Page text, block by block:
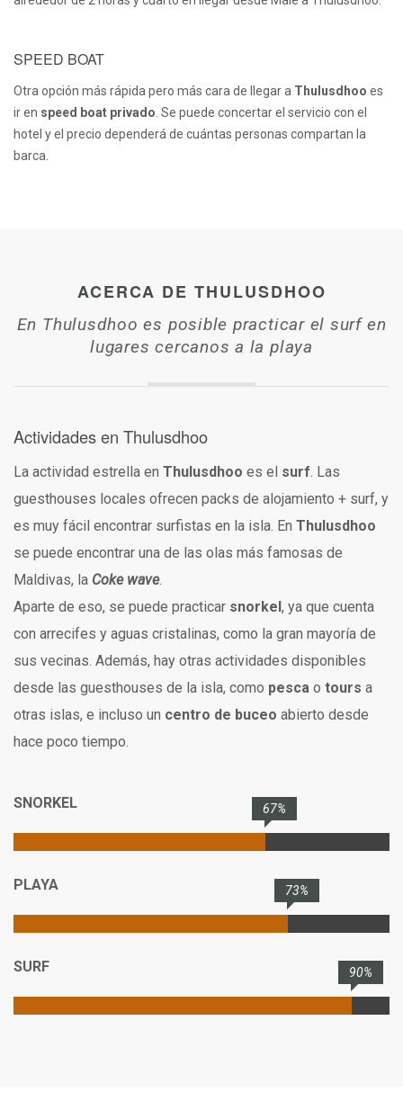
SPEED BOAT
Otra opción más rápida pero más cara de llegar a Thulusdhoo es
ir en speed boat privado . Se puede concertar el servicio con el
hotel y el precio dependerá de cuántas personas compartan la
barca.
ACERCA DE THULUSDHOO
En Thulusdhoo es posible practicar el surf en
lugares cercanos a la playa
Actividades en Thulusdhoo
La actividad estrella en Thulusdhoo es el surf. Las
guesthouses locales ofrecen packs de alojamiento + surf, y
es muy fácil encontrar surfistas en la isla. En Thulusdhoo
se puede encontrar una de las olas más famosas de
Maldivas, la Coke wave.
Aparte de eso, se puede practicar snorkel, ya que cuenta
con arrecifes y aguas cristalinas, como la gran mayoría de
sus vecinas. Además, hay otras actividades disponibles
desde las guesthouses de la isla, como pesca o tours a
otras islas, e incluso un centro de buceo abierto desde
hace poco tiempo.
SNORKEL 67%
PLAYA 73%
SURF 90%